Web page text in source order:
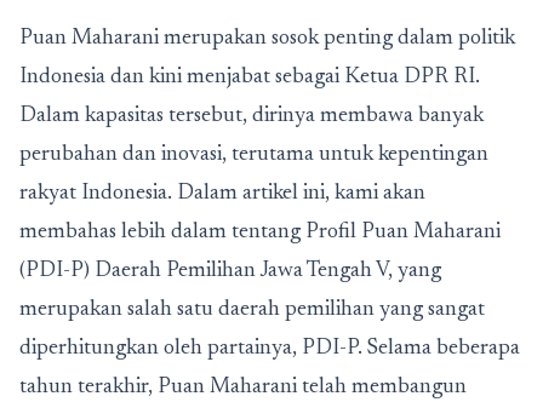
Puan Maharani merupakan sosok penting dalam politik
Indonesia dan kini menjabat sebagai Ketua DPR RI.
Dalam kapasitas tersebut, dirinya membawa banyak
perubahan dan inovasi, terutama untuk kepentingan
rakyat Indonesia. Dalam artikel ini, kami akan
membahas lebih dalam tentang Profil Puan Maharani
(PDI-P) Daerah Pemilihan Jawa Tengah V, yang
merupakan salah satu daerah pemilihan yang sangat
diperhitungkan oleh partainya, PDI-P. Selama beberapa
tahun terakhir, Puan Maharani telah membangun